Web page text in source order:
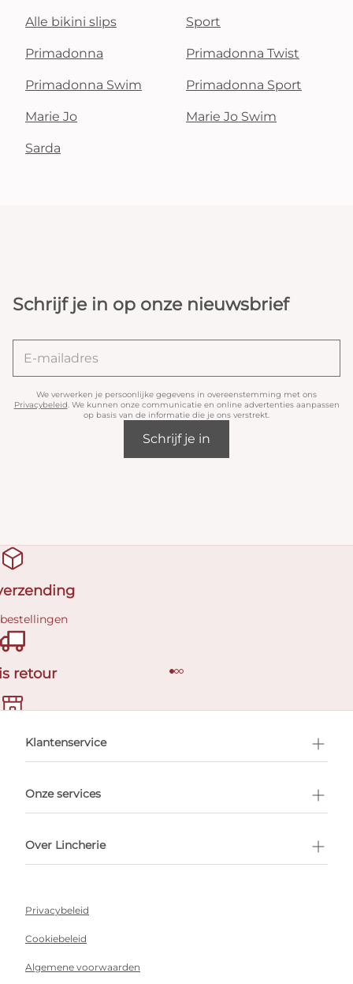
Alle bikini slips Sport
Primadonna Primadonna Twist
Primadonna Swim Primadonna Sport
Marie Jo Marie Jo Swim
Sarda
Schrijf je in op onze nieuwsbrief
We verwerken je persoonlijke gegevens in overeenstemming met ons
Privacybeleid. We kunnen onze communicatie en online advertenties aanpassen
op basis van de informatie die je ons verstrekt.
Schrijf je in
retour
afspraak
Klantenservice
Onze services
Over Lincherie
Privacybeleid
Cookiebeleid
Algemene voorwaarden